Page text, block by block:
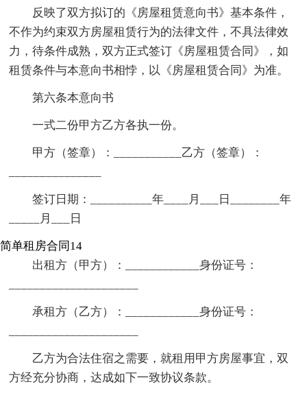
反映了双方拟订的《房屋租赁意向书》基本条件，
不作为约束双方房屋租赁行为的法律文件，不具法律效
力，待条件成熟，双方正式签订《房屋租赁合同》，如
租赁条件与本意向书相悖，以《房屋租赁合同》为准。
第六条本意向书
一式二份甲方乙方各执一份。
甲方（签章）：___________乙方（签章）：
签订日期：__________年____月___日________年
_____月___日
简单租房合同14
出租方（甲方）：____________身份证号：
承租方（乙方）：____________身份证号：
乙方为合法住宿之需要，就租用甲方房屋事宜，双
方经充分协商，达成如下一致协议条款。